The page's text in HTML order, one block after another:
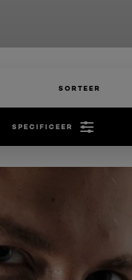
SPECIFICEER